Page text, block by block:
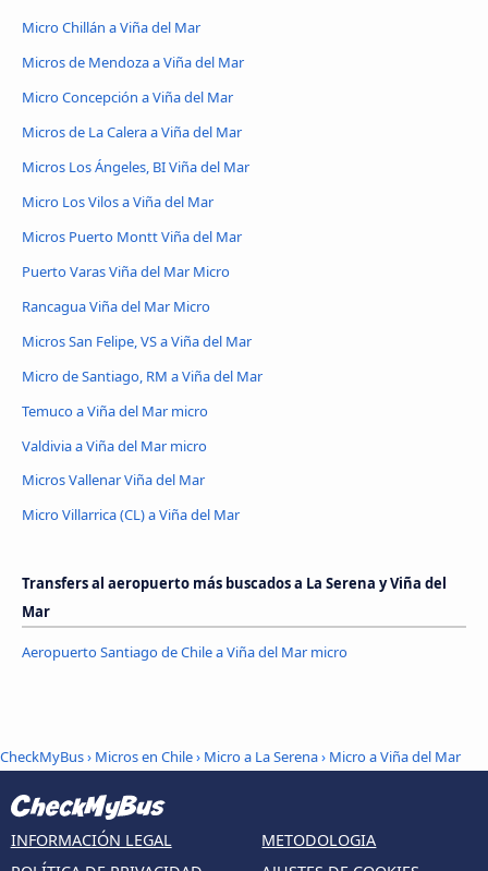
Micro Chillán a Viña del Mar
Micros de Mendoza a Viña del Mar
Micro Concepción a Viña del Mar
Micros de La Calera a Viña del Mar
Micros Los Ángeles, BI Viña del Mar
Micro Los Vilos a Viña del Mar
Micros Puerto Montt Viña del Mar
Puerto Varas Viña del Mar Micro
Rancagua Viña del Mar Micro
Micros San Felipe, VS a Viña del Mar
Micro de Santiago, RM a Viña del Mar
Temuco a Viña del Mar micro
Valdivia a Viña del Mar micro
Micros Vallenar Viña del Mar
Micro Villarrica (CL) a Viña del Mar
Transfers al aeropuerto más buscados a La Serena y Viña del
Mar
Aeropuerto Santiago de Chile a Viña del Mar micro
CheckMyBus› Micros en Chile› Micro a La Serena› Micro a Viña del Mar
INFORMACIÓN LEGAL
METODOLOGIA